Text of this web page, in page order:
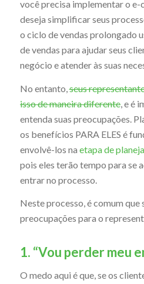
você precisa implementar o
deseja simplificar seus
o ciclo de vendas prolongado
de vendas para ajudar seus
negócio e atender às suas
No entanto,seus
isso de maneira diferente, e é
entenda suas preocupações.
os benefícios PARA ELES é
envolvê-los na etapa de
pois eles terão tempo para se
entrar no processo.
Neste processo, é comum que
preocupações para o
1. “Vou perder meu
O medo aqui é que, se os